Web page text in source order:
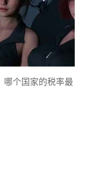
哪个国家的税率最